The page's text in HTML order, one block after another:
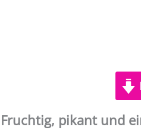
Fruchtig, pikant und